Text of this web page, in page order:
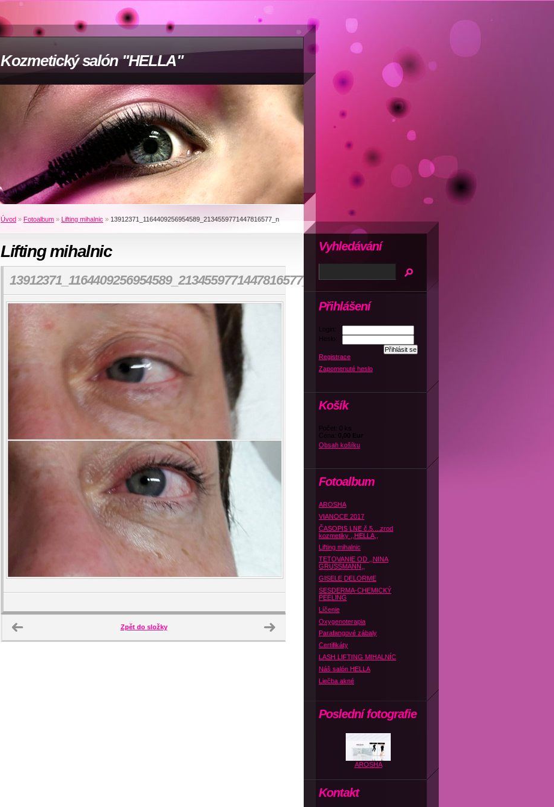
Kozmetický salón "HELLA"
Úvod » Fotoalbum » Lifting mihalnic » 13912371_1164409256954589_2134559771447816577_n
Lifting mihalnic
13912371_1164409256954589_2134559771447816577_n
Zpět do složky
Přihlášení
Login:
Heslo:
Registrace
Zapomenuté heslo
Košík
Počet: 0 ks
Cena: 0,00 Eur
Obsah košíku
Fotoalbum
AROSHA
VIANOCE 2017
ČASOPIS LNE č.5....zrod
kozmetiky ,,HELLA,,
Lifting mihalnic
TETOVANIE OD ,,NINA
GRUSSMANN,,
GISELE DELORME
SESDERMA-CHEMICKÝ
PEELING
Líčenie
Oxygenoterapia
Parafangové zábaly
Certifikáty
LASH LIFTING MIHALNÍC
Náš salón HELLA
Liečba akné
Poslední fotografie
AROSHA
Kontakt
Vyhledávání